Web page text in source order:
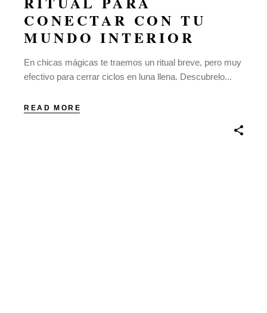
CONECTAR CON TU
MUNDO INTERIOR
En chicas mágicas te traemos un ritual breve, pero muy
efectivo para cerrar ciclos en luna llena. Descubrelo...
READ MORE